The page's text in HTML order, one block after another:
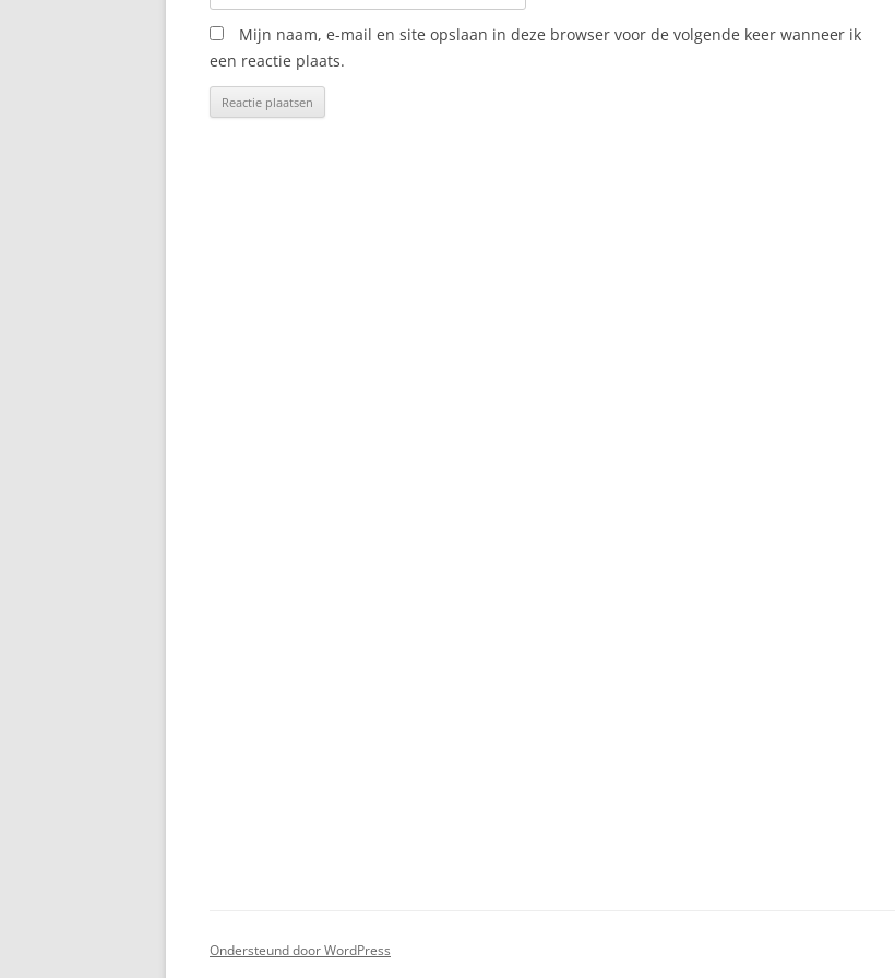
Mijn naam, e-mail en site opslaan in deze browser voor de volgende keer wanneer ik
een reactie plaats.
Ondersteund door WordPress